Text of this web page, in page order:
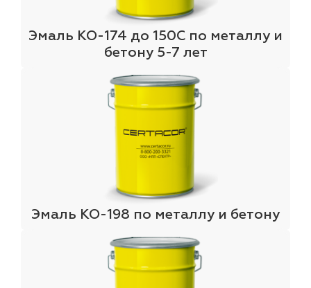
Эмаль КО-174 до 150С по металлу и
бетону 5-7 лет
Эмаль КО-198 по металлу и бетону